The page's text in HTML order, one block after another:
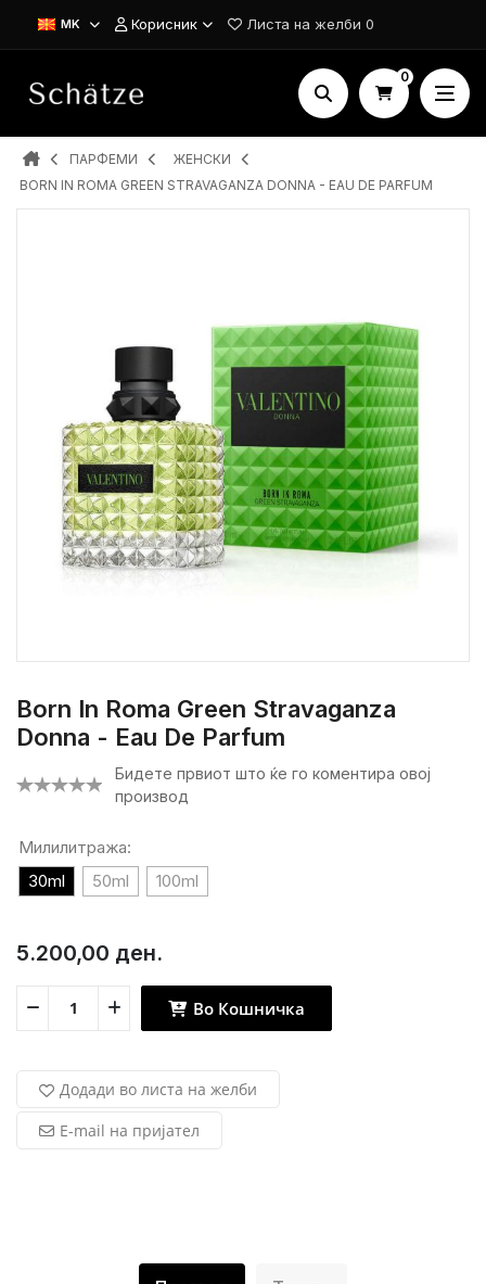
MK Корисник Листа на желби 0
0
ПАРФЕМИ
ЖЕНСКИ
BORN IN ROMA GREEN STRAVAGANZA DONNA - EAU DE PARFUM
Born In Roma Green Stravaganza
Donna - Eau De Parfum
Бидете првиот што ќе го коментира овој
производ
Милилитража:
30ml
50ml 100ml
5.200,00 ден.
Во Кошничка
Додади во листа на желби
E-mail на пријател